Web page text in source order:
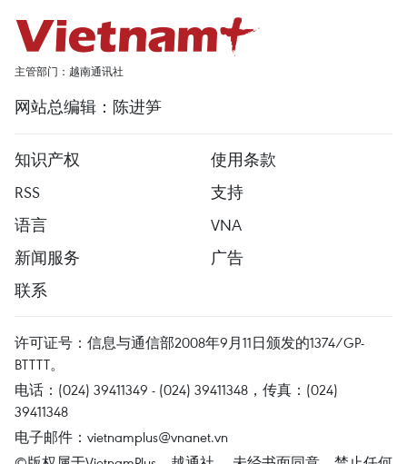
主管部门：越南通讯社
网站总编辑：陈进笋
知识产权
使用条款
RSS
支持
语言
VNA
新闻服务
广告
联系
许可证号：信息与通信部2008年9月11日颁发的1374/GP-
BTTTT。
电话：(024) 39411349 - (024) 39411348，传真：(024)
39411348
电子邮件： vietnamplus@vnanet.vn